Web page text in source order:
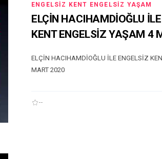
ENGELSIZ KENT ENGELSIZ YAŞAM
ELÇİN HACIHAMDİOĞLU
KENT ENGELSİZ YAŞAM 4
ELÇİN HACIHAMDİOĞLU İLE ENGELSİZ
MART 2020
--